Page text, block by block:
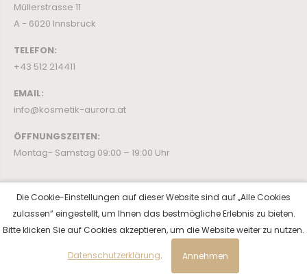
Müllerstrasse 11
A - 6020 Innsbruck
TELEFON:
+43 512 214411
EMAIL:
info@kosmetik-aurora.at
ÖFFNUNGSZEITEN:
Montag- Samstag 09:00 – 19:00 Uhr
Die Cookie-Einstellungen auf dieser Website sind auf „Alle Cookies
zulassen“ eingestellt, um Ihnen das bestmögliche Erlebnis zu bieten.
Bitte klicken Sie auf Cookies akzeptieren, um die Website weiter zu nutzen.
Datenschutzerklärung. Annehmen